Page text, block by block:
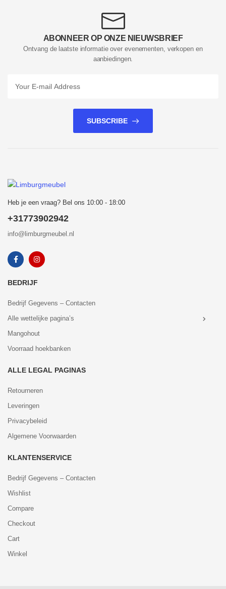
ABONNEER OP ONZE NIEUWSBRIEF
Ontvang de laatste informatie over evenementen, verkopen en
aanbiedingen.
SUBSCRIBE
Heb je een vraag? Bel ons 10:00 - 18:00
+31773902942
info@limburgmeubel.nl
BEDRIJF
Bedrijf Gegevens – Contacten
Alle wettelijke pagina’s
Mangohout
Voorraad hoekbanken
ALLE LEGAL PAGINAS
Retourneren
Leveringen
Privacybeleid
Algemene Voorwaarden
KLANTENSERVICE
Bedrijf Gegevens – Contacten
Wishlist
Compare
Checkout
Cart
Winkel